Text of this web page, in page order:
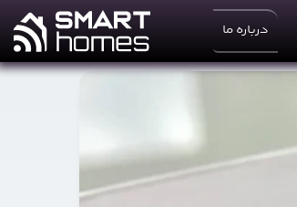
درباره ما